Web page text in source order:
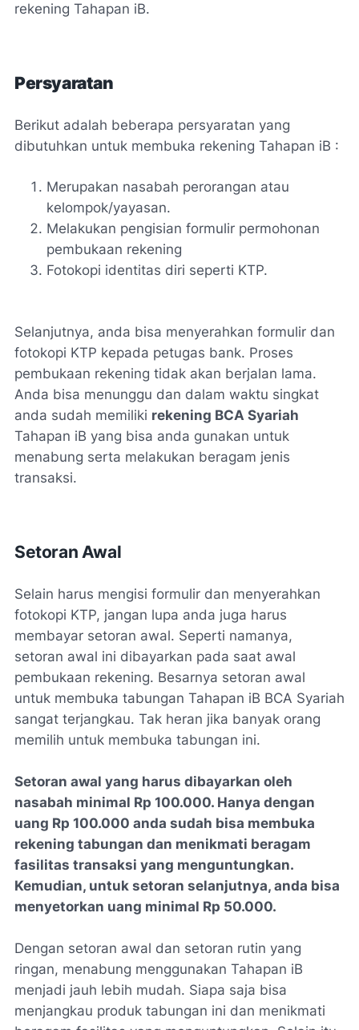
rekening Tahapan iB.
Persyaratan
Berikut adalah beberapa persyaratan yang
dibutuhkan untuk membuka rekening Tahapan iB :
Merupakan nasabah perorangan atau
kelompok/yayasan.
Melakukan pengisian formulir permohonan
pembukaan rekening
Fotokopi identitas diri seperti KTP.
Selanjutnya, anda bisa menyerahkan formulir dan
fotokopi KTP kepada petugas bank. Proses
pembukaan rekening tidak akan berjalan lama.
Anda bisa menunggu dan dalam waktu singkat
anda sudah memiliki rekening BCA Syariah
Tahapan iB yang bisa anda gunakan untuk
menabung serta melakukan beragam jenis
transaksi.
Setoran Awal
Selain harus mengisi formulir dan menyerahkan
fotokopi KTP, jangan lupa anda juga harus
membayar setoran awal. Seperti namanya,
setoran awal ini dibayarkan pada saat awal
pembukaan rekening. Besarnya setoran awal
untuk membuka tabungan Tahapan iB BCA Syariah
sangat terjangkau. Tak heran jika banyak orang
memilih untuk membuka tabungan ini.
Setoran awal yang harus dibayarkan oleh
nasabah minimal Rp 100.000. Hanya dengan
uang Rp 100.000 anda sudah bisa membuka
rekening tabungan dan menikmati beragam
fasilitas transaksi yang menguntungkan.
Kemudian, untuk setoran selanjutnya, anda bisa
menyetorkan uang minimal Rp 50.000.
Dengan setoran awal dan setoran rutin yang
ringan, menabung menggunakan Tahapan iB
menjadi jauh lebih mudah. Siapa saja bisa
menjangkau produk tabungan ini dan menikmati